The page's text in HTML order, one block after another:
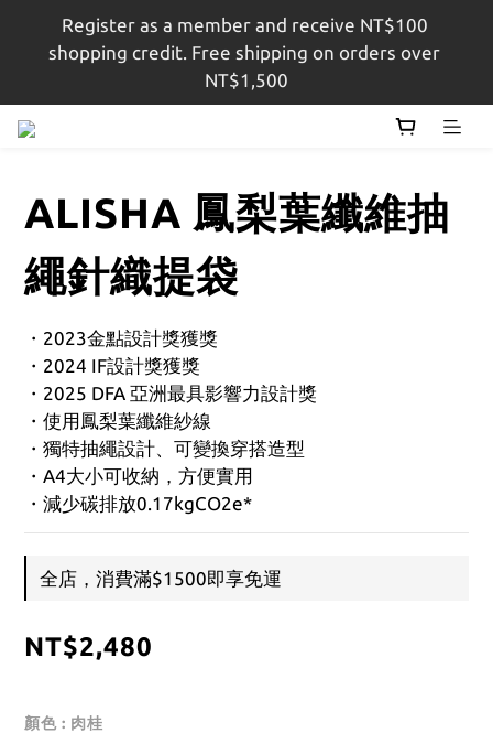
註冊會員即贈$100購物金，結帳金額滿$1,500即享免
運
Register as a member and receive NT$100
shopping credit. Free shipping on orders over
NT$1,500
註冊會員即贈$100購物金，結帳金額滿$1,500即享免
ALISHA 鳳梨葉纖維抽
繩針織提袋
・2023金點設計獎獲獎
・2024 IF設計獎獲獎
・2025 DFA 亞洲最具影響力設計獎
・使用鳳梨葉纖維紗線
・獨特抽繩設計、可變換穿搭造型
・A4大小可收納，方便實用
・減少碳排放0.17kgCO2e*
全店，消費滿$1500即享免運
NT$2,480
顏色 : 肉桂